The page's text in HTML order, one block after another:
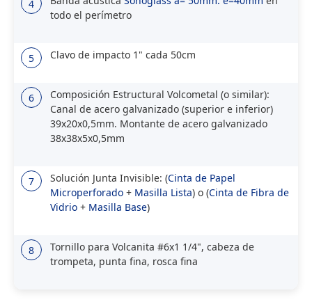
4
todo el perímetro
5 Clavo de impacto 1" cada 50cm
6
Composición Estructural Volcometal (o similar):
Canal de acero galvanizado (superior e inferior)
39x20x0,5mm. Montante de acero galvanizado
38x38x5x0,5mm
7 Solución Junta Invisible: (Cinta de Papel
Microperforado + Masilla Lista) o (Cinta de Fibra de
Vidrio + Masilla Base)
8
Tornillo para Volcanita #6x1 1/4", cabeza de
trompeta, punta fina, rosca fina